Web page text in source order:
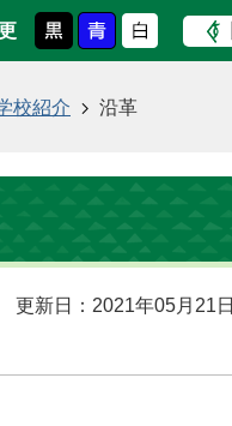
校紹介 沿革
更新日：2021年05月21日